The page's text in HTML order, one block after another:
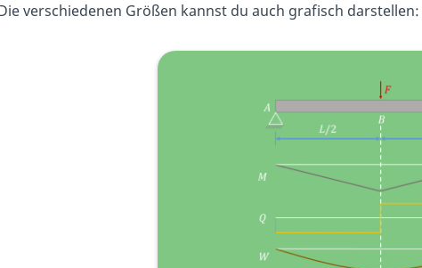
Die verschiedenen Größen kannst du auch grafisch darstellen: